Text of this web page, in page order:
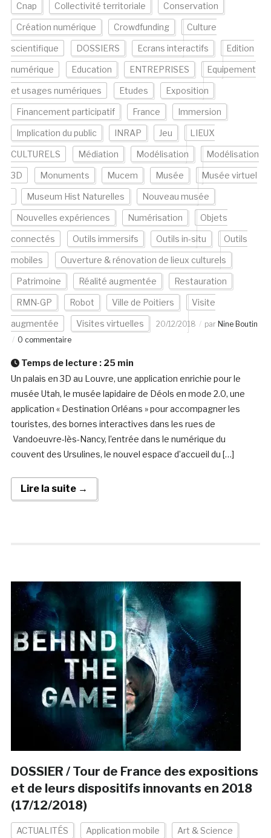
Cnap Collectivité territoriale Conservation
Création numérique Crowdfunding Culture
scientifique DOSSIERS Ecrans interactifs Edition
numérique Education ENTREPRISES Equipement
et usages numériques Etudes Exposition
Financement participatif France Immersion
Implication du public INRAP Jeu LIEUX
CULTURELS Médiation Modélisation Modélisation
3D Monuments Mucem Musée Musée virtuel
Museum Hist Naturelles Nouveau musée
Nouvelles expériences Numérisation Objets
connectés Outils immersifs Outils in-situ Outils
mobiles Ouverture & rénovation de lieux culturels
Patrimoine Réalité augmentée Restauration
RMN-GP Robot Ville de Poitiers Visite
augmentée Visites virtuelles 20/12/2018 par Nine Boutin
0 commentaire
Temps de lecture : 25 min
Un palais en 3D au Louvre, une application enrichie pour le
musée Utah, le musée lapidaire de Déols en mode 2.0, une
application « Destination Orléans » pour accompagner les
touristes, des bornes interactives dans les rues de
Vandoeuvre-lès-Nancy, l’entrée dans le numérique du
couvent des Ursulines, le nouvel espace d’accueil du […]
Lire la suite →
DOSSIER / Tour de France des expositions
et de leurs dispositifs innovants en 2018
(17/12/2018)
ACTUALITÉS Application mobile Art & Science